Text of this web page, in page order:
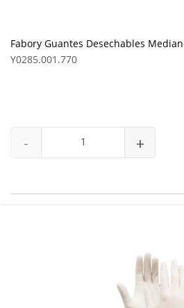
Fabory Guantes Desechables
Y0285.001.770
- +